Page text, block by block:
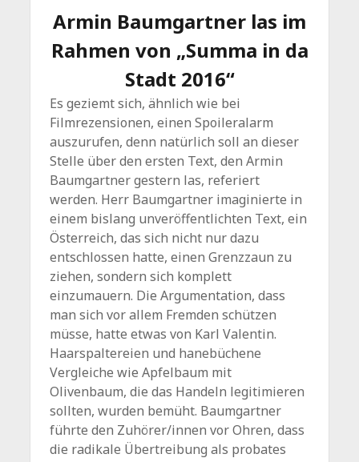
Armin Baumgartner las im
Rahmen von „Summa in da
Stadt 2016“
Es geziemt sich, ähnlich wie bei
Filmrezensionen, einen Spoileralarm
auszurufen, denn natürlich soll an dieser
Stelle über den ersten Text, den Armin
Baumgartner gestern las, referiert
werden. Herr Baumgartner imaginierte in
einem bislang unveröffentlichten Text, ein
Österreich, das sich nicht nur dazu
entschlossen hatte, einen Grenzzaun zu
ziehen, sondern sich komplett
einzumauern. Die Argumentation, dass
man sich vor allem Fremden schützen
müsse, hatte etwas von Karl Valentin.
Haarspaltereien und hanebüchene
Vergleiche wie Apfelbaum mit
Olivenbaum, die das Handeln legitimieren
sollten, wurden bemüht. Baumgartner
führte den Zuhörer/innen vor Ohren, dass
die radikale Übertreibung als probates